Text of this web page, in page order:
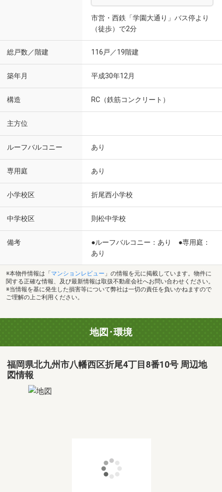
市営・西鉄「学園大通り」バス停より
（徒歩）で2分
総戸数／階建 116戸／19階建
築年月 平成30年12月
構造 RC（鉄筋コンクリート）
主方位
ルーフバルコニー あり
専用庭 あり
小学校区 折尾西小学校
中学校区 則松中学校
備考
●ルーフバルコニー：あり ●専用庭：
あり
※本物件情報は「 マンションレビュー 」の情報を元に掲載しています。物件に
関する正確な情報、及び最新情報は取扱不動産会社へお問い合わせください。
※当情報を基に発生した損害等について弊社は一切の責任を負いかねますので
ご理解の上ご利用ください。
地図･環境
福岡県北九州市八幡西区折尾4丁目8番10号 周辺地
図情報